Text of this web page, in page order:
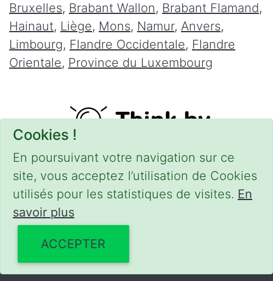
Cookies !
En poursuivant votre navigation sur ce
site, vous acceptez l’utilisation de Cookies
utilisés pour les statistiques de visites. En
savoir plus
ACCEPTER
Bruxelles, Brabant Wallon, Brabant Flamand,
Hainaut, Liège, Mons, Namur, Anvers,
Limbourg, Flandre Occidentale, Flandre
Orientale, Province du Luxembourg
CONDITIONS-
Powered by Euro Web Page